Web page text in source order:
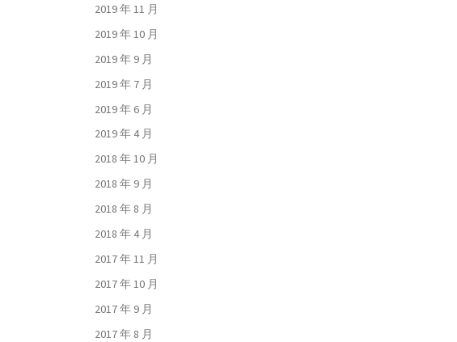
2019 年 11 月
2019 年 10 月
2019 年 9 月
2019 年 7 月
2019 年 6 月
2019 年 4 月
2018 年 10 月
2018 年 9 月
2018 年 8 月
2018 年 4 月
2017 年 11 月
2017 年 10 月
2017 年 9 月
2017 年 8 月